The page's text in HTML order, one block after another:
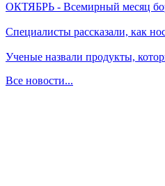
ОКТЯБРЬ - Всемирный месяц
Специалисты рассказали, как
Ученые назвали продукты,
Все новости...